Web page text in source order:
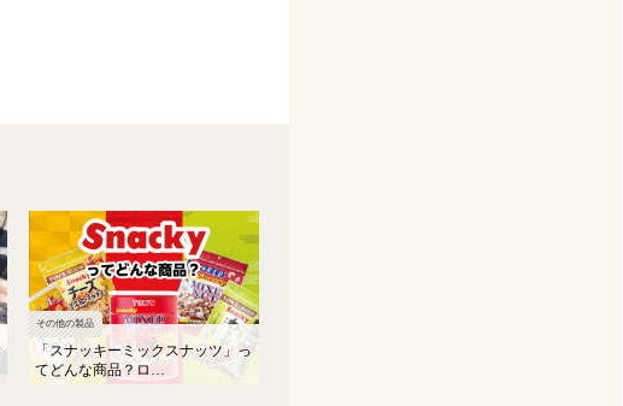
その他の製品
「スナッキーミックスナッツ」っ
てどんな商品？ロ…